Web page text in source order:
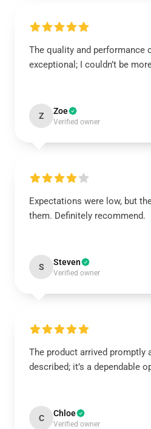
The quality and performance
exceptional; I couldn’t be
Z Zoe
Verified owner
Expectations were low, but
them. Definitely recommend.
S Steven
Verified owner
The product arrived promptly
described; it’s a dependable
C Chloe
Verified owner